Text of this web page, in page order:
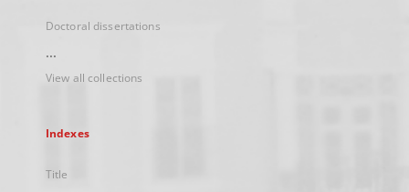
Doctoral dissertations
...
View all collections
Indexes
Title